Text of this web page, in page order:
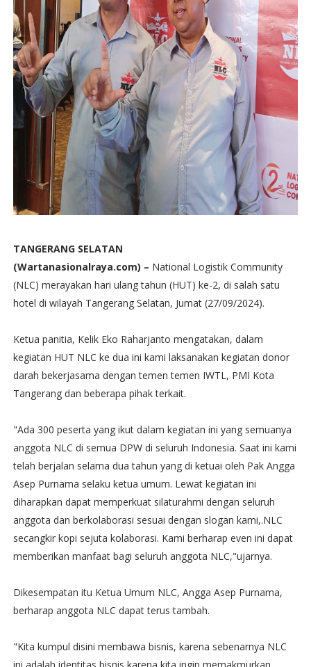
TANGERANG SELATAN
(Wartanasionalraya.com) – National Logistik Community
(NLC) merayakan hari ulang tahun (HUT) ke-2, di salah satu
hotel di wilayah Tangerang Selatan, Jumat (27/09/2024).
Ketua panitia, Kelik Eko Raharjanto mengatakan, dalam
kegiatan HUT NLC ke dua ini kami laksanakan kegiatan donor
darah bekerjasama dengan temen temen IWTL, PMI Kota
Tangerang dan beberapa pihak terkait.
"Ada 300 peserta yang ikut dalam kegiatan ini yang semuanya
anggota NLC di semua DPW di seluruh Indonesia. Saat ini kami
telah berjalan selama dua tahun yang di ketuai oleh Pak Angga
Asep Purnama selaku ketua umum. Lewat kegiatan ini
diharapkan dapat memperkuat silaturahmi dengan seluruh
anggota dan berkolaborasi sesuai dengan slogan kami,.NLC
secangkir kopi sejuta kolaborasi. Kami berharap even ini dapat
memberikan manfaat bagi seluruh anggota NLC,"ujarnya.
Dikesempatan itu Ketua Umum NLC, Angga Asep Purnama,
berharap anggota NLC dapat terus tambah.
"Kita kumpul disini membawa bisnis, karena sebenarnya NLC